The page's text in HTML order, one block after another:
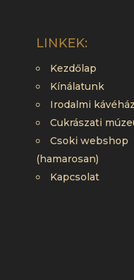
LINKEK:
Kezdőlap
Kínálatunk
Irodalmi kávéház
Cukrászati
Csoki webshop
(hamarosan)
Kapcsolat